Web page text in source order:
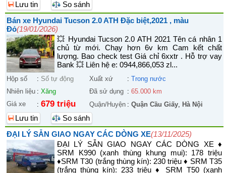
Lưu tin
So sánh
Bán xe Hyundai Tucson 2.0 ATH Đặc biệt,2021 , màu
Đỏ(19/01/2026)
💥 Hyundai Tucson 2.0 ATH 2021 Tên cá nhân 1
chủ từ mới. Chạy hơn 6v km Cam kết chất
lượng. Bao check test Giá chỉ 6xxtr . Hỗ trợ vay
Bank 💥 Liên hệ e: 0944,866,053 zl...
Hộp số : Số tự động Xuất xứ : Trong nước
Nhiên liệu : Xăng Đã sử dụng : 65.000 km
Giá xe
: 679 triệu Quận/Huyện : Quận Cầu Giấy, Hà Nội
Lưu tin
So sánh
ĐẠI LÝ SẴN GIAO NGAY CÁC DÒNG XE(13/11/2025)
ĐẠI LÝ SẴN GIAO NGAY CÁC DÒNG XE ♦
SRM K990 (xanh thùng khung mui): 178 triệu
♦SRM T30 (trắng thùng kín): 230 triệu ♦ SRM T35
(trắng thùng kín): 233 triệu ♦ SRM T50 (xanh